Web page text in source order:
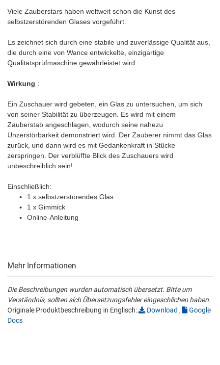
Viele Zauberstars haben weltweit schon die Kunst des
selbstzerstörenden Glases vorgeführt.
Es zeichnet sich durch eine stabile und zuverlässige Qualität aus,
die durch eine von Wance entwickelte, einzigartige
Qualitätsprüfmaschine gewährleistet wird.
Wirkung :
Ein Zuschauer wird gebeten, ein Glas zu untersuchen, um sich
von seiner Stabilität zu überzeugen. Es wird mit einem
Zauberstab angeschlagen, wodurch seine nahezu
Unzerstörbarkeit demonstriert wird. Der Zauberer nimmt das Glas
zurück, und dann wird es mit Gedankenkraft in Stücke
zerspringen. Der verblüffte Blick des Zuschauers wird
unbeschreiblich sein!
Einschließlich:
1 x selbstzerstörendes Glas
1 x Gimmick
Online-Anleitung
Mehr Informationen
Die Beschreibungen wurden automatisch übersetzt. Bitte um
Verständnis, sollten sich Übersetzungsfehler eingeschlichen haben.
Originale Produktbeschreibung in Englisch:
Download ,
Google
Docs